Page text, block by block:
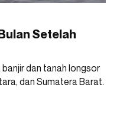
Setelah
dan tanah longsor
dan Sumatera Barat.